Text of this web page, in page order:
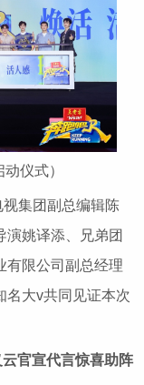
仪式）
集团副总编辑陈
演姚译添、兄弟团
有限公司副总经理
名大v共同见证本次
云官宣代言惊喜助阵